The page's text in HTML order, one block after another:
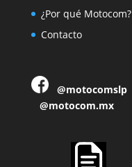
¿Por qué Motocom?
Contacto
@motocomslp
@motocom.mx